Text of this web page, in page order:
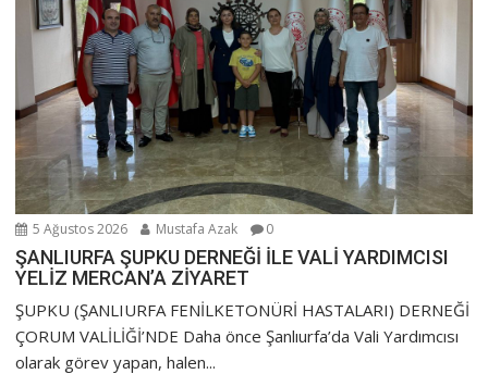
5 Ağustos 2026 Mustafa Azak 0
ŞANLIURFA ŞUPKU DERNEĞİ İLE VALİ YARDIMCISI
YELİZ MERCAN’A ZİYARET
ŞUPKU (ŞANLIURFA FENİLKETONÜRİ HASTALARI) DERNEĞİ
ÇORUM VALİLİĞİ’NDE Daha önce Şanlıurfa’da Vali Yardımcısı
olarak görev yapan, halen...